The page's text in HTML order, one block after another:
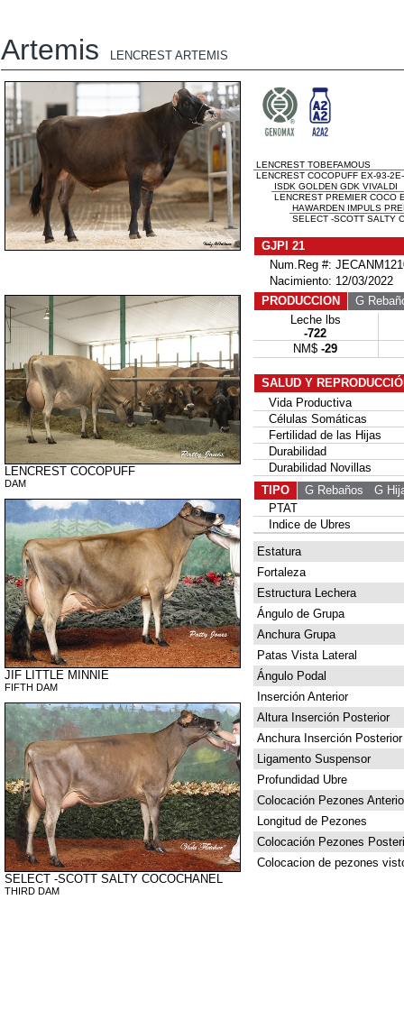
Artemis LENCREST ARTEMIS
LENCREST COCOPUFF
DAM
JIF LITTLE MINNIE
FIFTH DAM
SELECT -SCOTT SALTY COCOCHANEL
THIRD DAM
LENCREST TOBEFAMOUS
LENCREST COCOPUFF EX-93-
ISDK GOLDEN GDK VIVALDI
LENCREST PREMIER COCO
HAWARDEN IMPULS
SELECT -SCOTT SALTY
GJPI 21
Num.Reg #:
Nacimiento: 12/03/2022
PRODUCCION
G
Leche lbs
-722
NM$ -29
SALUD Y
Vida Productiva
Células Somáticas
Fertilidad de las Hijas
Durabilidad
Durabilidad Novillas
TIPO
G Rebaños G
PTAT
Indice de Ubres
Estatura
Fortaleza
Estructura Lechera
Ángulo de Grupa
Anchura Grupa
Patas Vista Lateral
Ángulo Podal
Inserción Anterior
Altura Inserción Posterior
Anchura Inserción Posterior
Ligamento Suspensor
Profundidad Ubre
Colocación Pezones
Longitud de Pezones
Colocación Pezones
Colocacion de pezones